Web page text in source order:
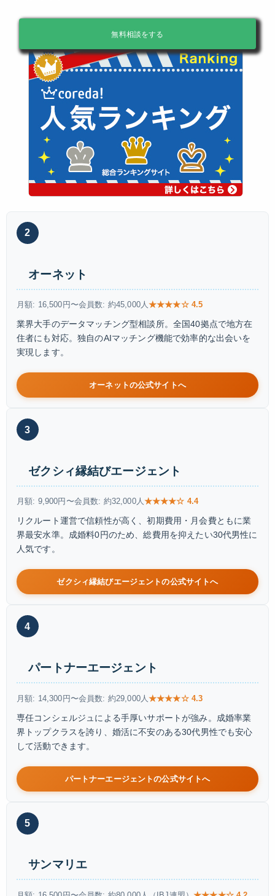
無料相談をする
2
オーネット
月額: 16,500円〜会員数: 約45,000人★★★★☆ 4.5
業界大手のデータマッチング型相談所。全国40拠点で地方在
住者にも対応。独自のAIマッチング機能で効率的な出会いを
実現します。
オーネットの公式サイトへ
3
ゼクシィ縁結びエージェント
月額: 9,900円〜会員数: 約32,000人★★★★☆ 4.4
リクルート運営で信頼性が高く、初期費用・月会費ともに業
界最安水準。成婚料0円のため、総費用を抑えたい30代男性に
人気です。
ゼクシィ縁結びエージェントの公式サイトへ
4
パートナーエージェント
月額: 14,300円〜会員数: 約29,000人★★★★☆ 4.3
専任コンシェルジュによる手厚いサポートが強み。成婚率業
界トップクラスを誇り、婚活に不安のある30代男性でも安心
して活動できます。
パートナーエージェントの公式サイトへ
5
サンマリエ